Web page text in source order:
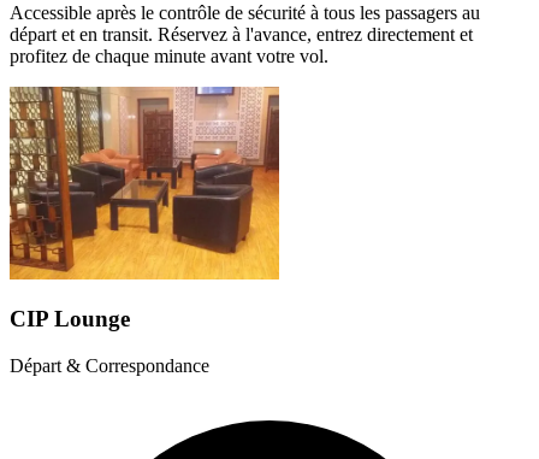
Accessible après le contrôle de sécurité à tous les passagers au
départ et en transit. Réservez à l'avance, entrez directement et
profitez de chaque minute avant votre vol.
CIP Lounge
Départ & Correspondance